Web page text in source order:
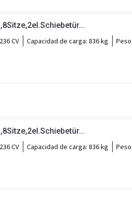
236 CV Capacidad de carga: 836 kg
236 CV Capacidad de carga: 836 kg